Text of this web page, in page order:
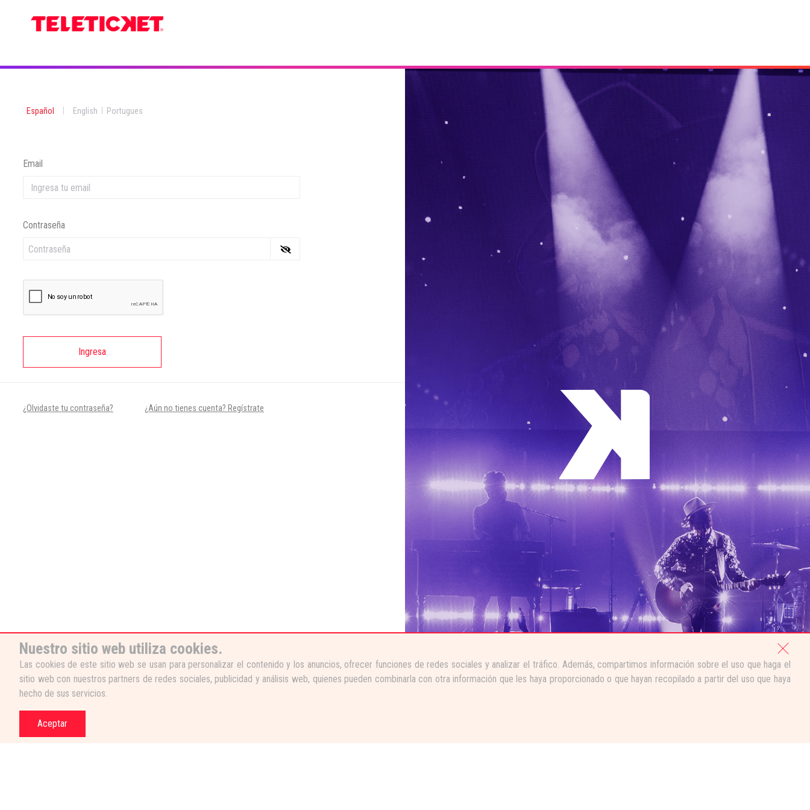
Español English Portugues
Email
Contraseña
Ingresa
¿Olvidaste tu contraseña? ¿Aún no tienes cuenta? Regístrate
Nuestro sitio web utiliza cookies.
Las cookies de este sitio web se usan para personalizar el contenido y los anuncios, ofrecer funciones de redes sociales y analizar el tráfico. Además, compartimos información sobre el uso que haga el
sitio web con nuestros partners de redes sociales, publicidad y análisis web, quienes pueden combinarla con otra información que les haya proporcionado o que hayan recopilado a partir del uso que haya
hecho de sus servicios.
Aceptar